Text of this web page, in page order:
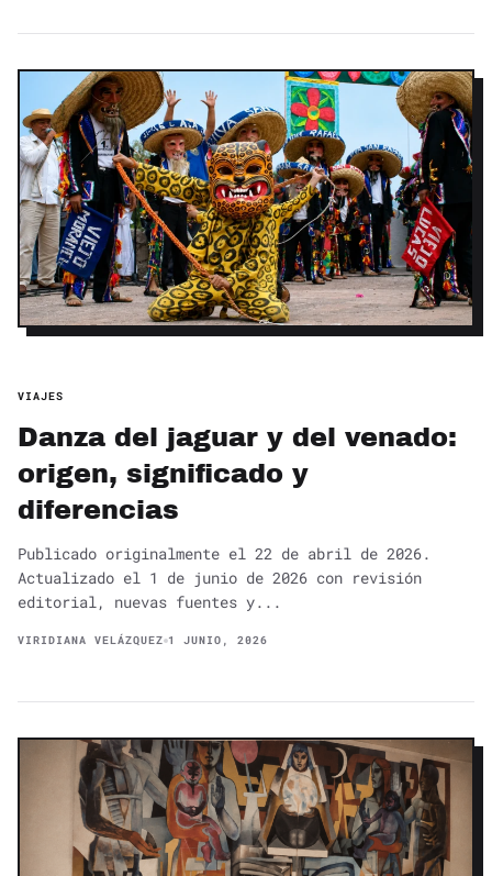
VIAJES
Danza del jaguar y del venado:
origen, significado y
diferencias
Publicado originalmente el 22 de abril de 2026.
Actualizado el 1 de junio de 2026 con revisión
editorial, nuevas fuentes y...
VIRIDIANA VELÁZQUEZ 1 JUNIO, 2026